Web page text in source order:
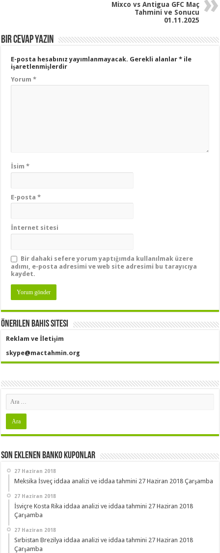
Mixco vs Antigua GFC Maç
Tahmini ve Sonucu
01.11.2025
Bir cevap yazın
E-posta hesabınız yayımlanmayacak. Gerekli alanlar* ile
işaretlenmişlerdir
Yorum*
İsim*
E-posta*
İnternet sitesi
Bir dahaki sefere yorum yaptığımda kullanılmak üzere
adımı, e-posta adresimi ve web site adresimi bu tarayıcıya
kaydet.
Önerilen Bahis Sitesi
Reklam ve İletişim
skype@mactahmin.org
Son Eklenen Banko Kuponlar
27 Haziran 2018
Meksika İsveç iddaa analizi ve iddaa tahmini 27 Haziran 2018 Çarşamba
27 Haziran 2018
İsviçre Kosta Rika iddaa analizi ve iddaa tahmini 27 Haziran 2018
Çarşamba
27 Haziran 2018
Sırbistan Brezilya iddaa analizi ve iddaa tahmini 27 Haziran 2018
Çarşamba